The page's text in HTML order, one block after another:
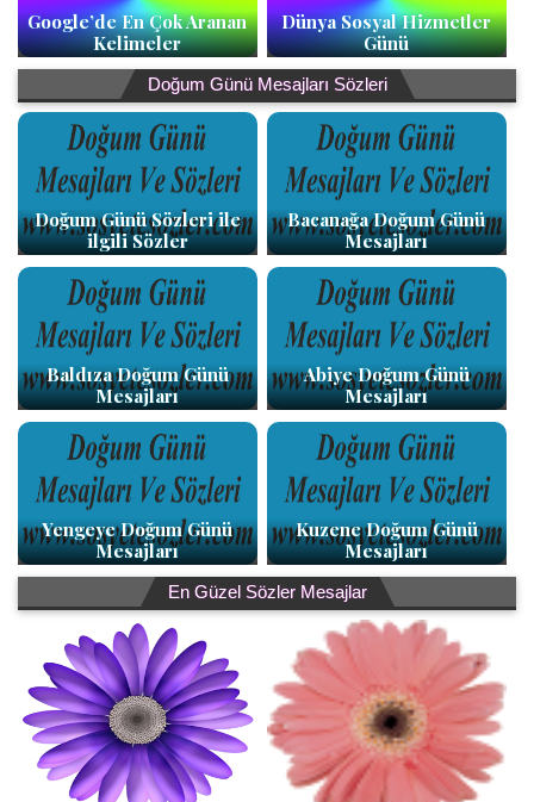
Google’de En Çok Aranan
Kelimeler
Dünya Sosyal Hizmetler
Günü
Doğum Günü Mesajları Sözleri
Doğum Günü Sözleri ile
ilgili Sözler
Bacanağa Doğum Günü
Mesajları
Baldıza Doğum Günü
Mesajları
Abiye Doğum Günü
Mesajları
Yengeye Doğum Günü
Mesajları
Kuzene Doğum Günü
Mesajları
En Güzel Sözler Mesajlar